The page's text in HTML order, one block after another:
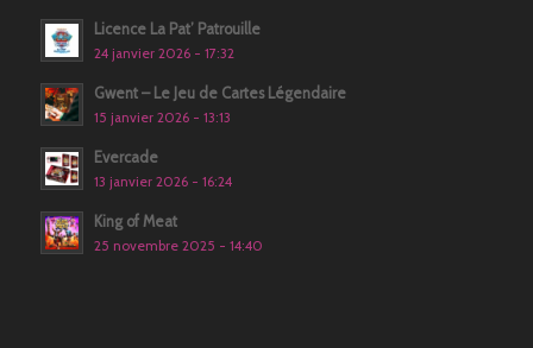
Licence La Pat’ Patrouille
24 janvier 2026 - 17:32
Gwent – Le Jeu de Cartes Légendaire
15 janvier 2026 - 13:13
Evercade
13 janvier 2026 - 16:24
King of Meat
25 novembre 2025 - 14:40